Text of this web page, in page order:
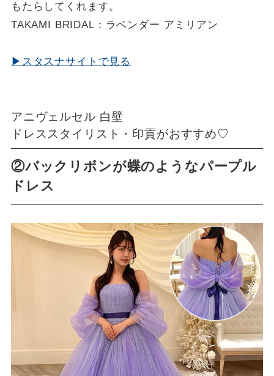
もたらしてくれます。
TAKAMI BRIDAL：ラベンダー アミリアン
▶スタスナサイトで見る
アニヴェルセル 白壁
ドレススタイリスト・印貢がおすすめ♡
②バックリボンが蝶のようなパープル
ドレス